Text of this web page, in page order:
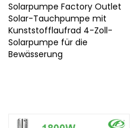
Solarpumpe Factory Outlet
Solar-Tauchpumpe mit
Kunststofflaufrad 4-Zoll-
Solarpumpe für die
Bewässerung